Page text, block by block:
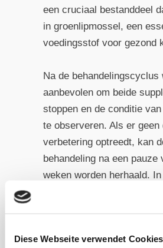
Diese Webseite verwendet Cookies
een cruciaal bestanddeel
in groenlipmossel, een
voedingsstof voor gezond
Na de behandelingscyclus
aanbevolen om beide
stoppen en de conditie
te observeren. Als er geen
verbetering optreedt, kan
behandeling na een pauze
weken worden herhaald.
Back on Track of CeraTex,